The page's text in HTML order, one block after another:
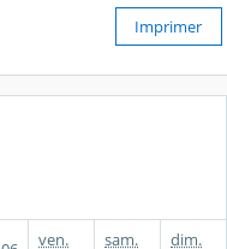
Imprimer
ven.
sam.
dim.